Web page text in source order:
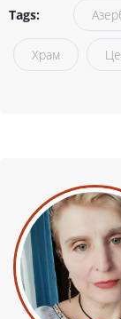
Tags:
Храм